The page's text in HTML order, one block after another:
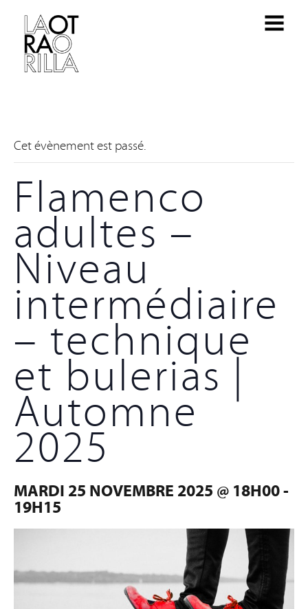
Cet évènement est passé.
Flamenco
adultes –
Niveau
intermédiaire
– technique
et bulerias |
Automne
2025
MARDI 25 NOVEMBRE 2025 @ 18H00-
19H15